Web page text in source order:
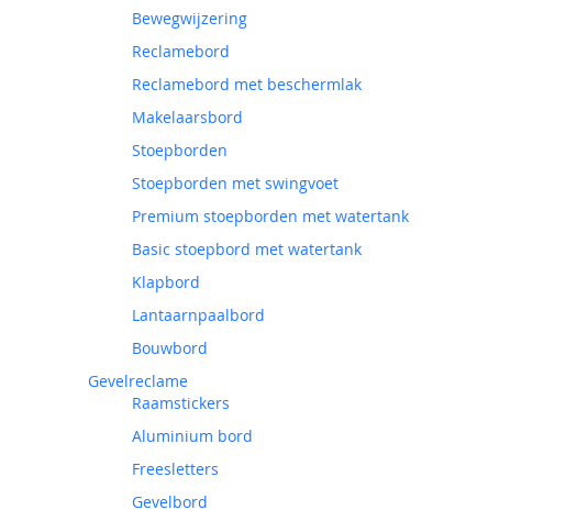
Bewegwijzering
Reclamebord
Reclamebord met beschermlak
Makelaarsbord
Stoepborden
Stoepborden met swingvoet
Premium stoepborden met watertank
Basic stoepbord met watertank
Klapbord
Lantaarnpaalbord
Bouwbord
Gevelreclame
Raamstickers
Aluminium bord
Freesletters
Gevelbord